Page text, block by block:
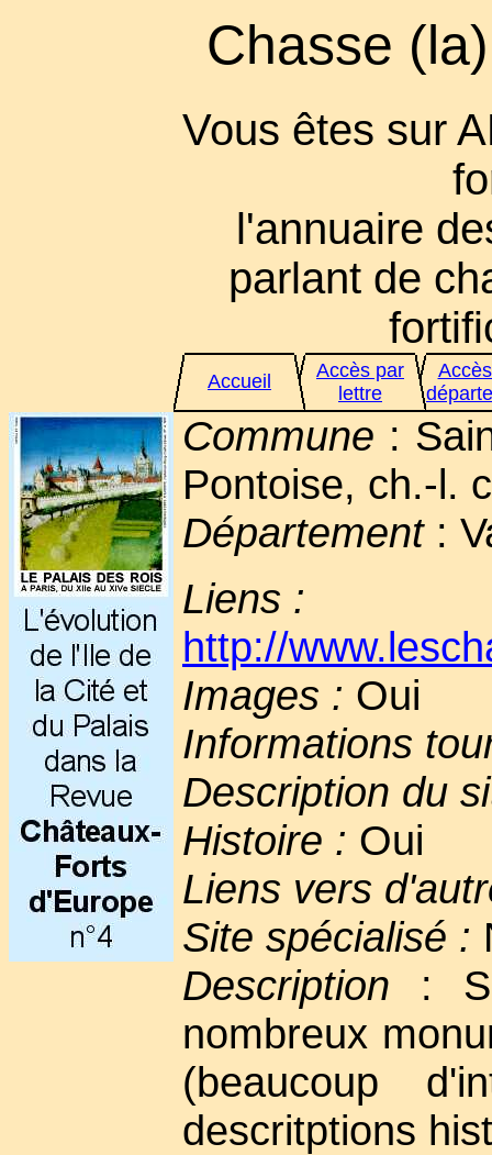
Chasse
Vous êtes sur
l'annuaire
parlant de
Accueil
Accès par
lettre
Commune :
Pontoise, ch.-l.
Département:
Liens :
http://
Images : Oui
Informations
Description du
Histoire : Oui
Liens vers
Site spécialisé :
Description :
nombreux
(beaucoup
descritptions